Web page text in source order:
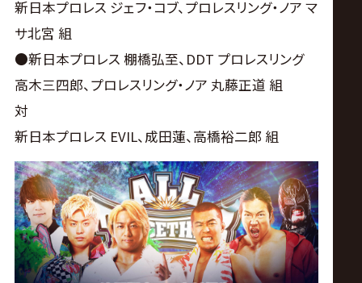
新日本プロレス ジェフ・コブ、プロレスリング・ノア マ
サ北宮 組
●新日本プロレス 棚橋弘至、DDT プロレスリング
高木三四郎、プロレスリング・ノア 丸藤正道 組
対
新日本プロレス EVIL、成田蓮、高橋裕二郎 組